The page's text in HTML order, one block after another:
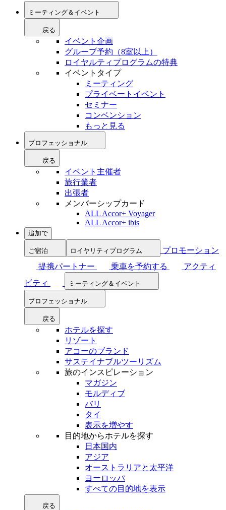
ミーティング＆イベント
戻る
イベント企画
グループ予約（8室以上）
ロイヤルティプログラムの特典
イベントタイプ
ミーティング
プライベートイベント
セミナー
コンベンション
もっと見る
プロフェッショナル
戻る
イベント主催者
旅行業者
出張者
メンバーシップカード
ALL Accor+ Voyager
ALL Accor+ ibis
追加で
ご宿泊 ロイヤリティプログラム
プロモーション
提携パートナー
乗車を予約する
アクティ
ビティ
ミーティング＆イベント
プロフェッショナル
戻る
ホテルを探す
リゾート
アコーのブランド
サステイナブルツーリズム
旅のインスピレーション
マガジン
モルディブ
バリ
タイ
表示を増やす
目的地からホテルを探す
日本国内
アジア
オーストラリアと太平洋
ヨーロッパ
すべての目的地を表示
戻る